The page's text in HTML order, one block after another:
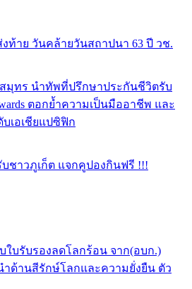
งท้าย วันคล้ายวันสถาปนา 63 ปี วช.
สมุทร นำทัพที่ปรึกษาประกันชีวิตรับ
ตอกย้ำความเป็นมืออาชีพ และ
เอเชียแปซิฟิก
ชาวภูเก็ต แจกคูปองกินฟรี !!!
ใบรับรองลดโลกร้อน จาก(อบก.)
ำด้านสีรักษ์โลกและความยั่งยืน ตัว